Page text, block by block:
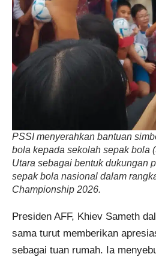
PSSI menyerahkan bantuan
bola kepada sekolah sepak bola
Utara sebagai bentuk dukungan
sepak bola nasional dalam
Championship 2026.
Presiden AFF, Khiev Sameth
sama turut memberikan
sebagai tuan rumah. Ia